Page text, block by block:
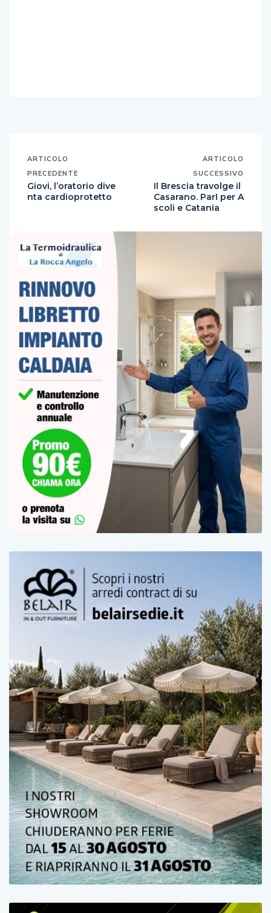
ARTICOLO
PRECEDENTE
Giovi, l’oratorio dive
nta cardioprotetto
ARTICOLO
SUCCESSIVO
Il Brescia travolge il
Casarano. ParI per A
scoli e Catania